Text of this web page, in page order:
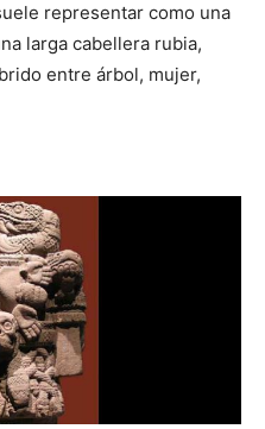
representar como una
larga cabellera rubia,
entre árbol, mujer,